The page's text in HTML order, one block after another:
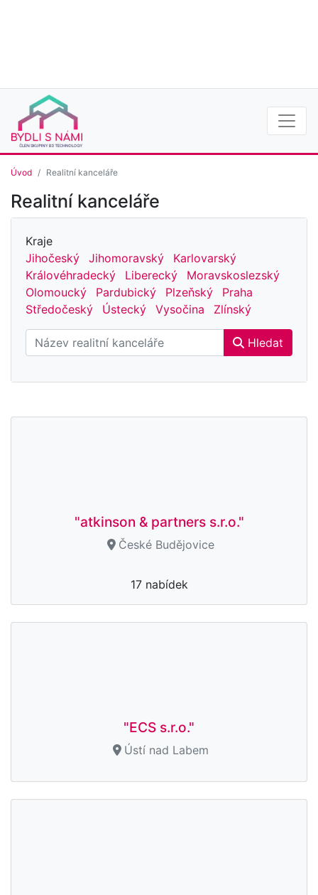
Úvod Realitní kanceláře
Realitní kanceláře
Kraje
Jihočeský
Jihomoravský
Karlovarský
Královéhradecký
Liberecký
Moravskoslezský
Olomoucký
Pardubický Plzeňský
Praha
Středočeský
Ústecký Vysočina Zlínský
Hledat
"atkinson & partners s.r.o."
České Budějovice
17 nabídek
"ECS s.r.o."
Ústí nad Labem